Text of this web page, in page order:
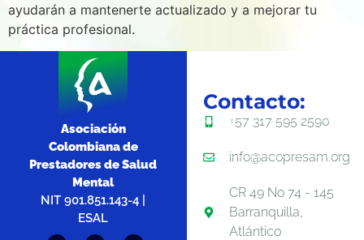
ayudarán a mantenerte actualizado y a mejorar tu
práctica profesional.
Asociación
Colombiana de
Prestadores de Salud
Mental
NIT 901.851.143-4 |
ESAL
Contacto:
+57 317 595 2590
info@acopresam.org
CR 49 No 74 - 145
Barranquilla,
Atlántico